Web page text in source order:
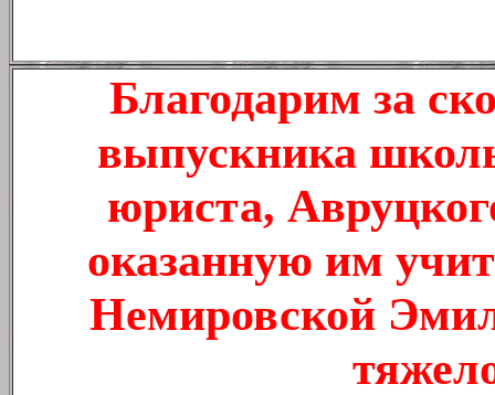
Благодарим за
выпускника
юриста,
оказанную им
Немировской